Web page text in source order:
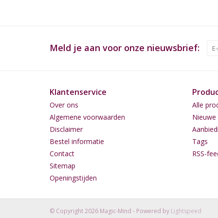
Meld je aan voor onze nieuwsbrief:
Klantenservice
Over ons
Algemene voorwaarden
Disclaimer
Bestel informatie
Contact
Sitemap
Openingstijden
Alle
Tags
RSS-
© Copyright 2026 Magic-Mind - Powered by Lightspeed